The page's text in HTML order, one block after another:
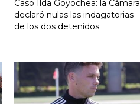
Caso Ilda Goyochea: la Cámara
declaró nulas las indagatorias
de los dos detenidos